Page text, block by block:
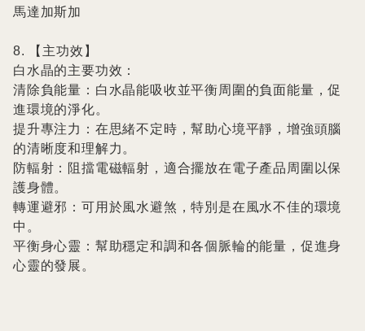
馬達加斯加
8. 【主功效】
白水晶的主要功效：
清除負能量：白水晶能吸收並平衡周圍的負面能量，促
進環境的淨化。
提升專注力：在思緒不定時，幫助心境平靜，增強頭腦
的清晰度和理解力。
防輻射：阻擋電磁輻射，適合擺放在電子產品周圍以保
護身體。
轉運避邪：可用於風水避煞，特別是在風水不佳的環境
中。
平衡身心靈：幫助穩定和調和各個脈輪的能量，促進身
心靈的發展。